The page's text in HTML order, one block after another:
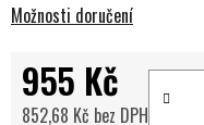
Možnosti doručení
955 Kč
852,68 Kč bez DPH